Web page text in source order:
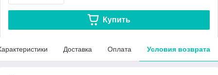
Купить
Доставка Оплата Условия возврата